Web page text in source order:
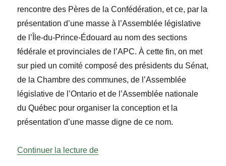
rencontre des Pères de la Confédération, et ce, par la
présentation d’une masse à l’Assemblée législative
de l’Île-du-Prince-Édouard au nom des sections
fédérale et provinciales de l’APC. À cette fin, on met
sur pied un comité composé des présidents du Sénat,
de la Chambre des communes, de l’Assemblée
législative de l’Ontario et de l’Assemblée nationale
du Québec pour organiser la conception et la
présentation d’une masse digne de ce nom.
Continuer la lecture de« À propo de la masse : Île-du-